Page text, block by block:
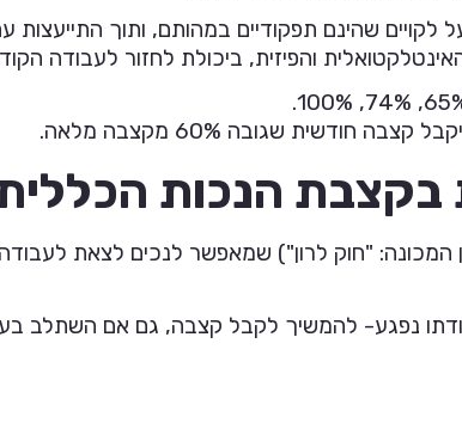
שהינם תפקודיים במהותם, ותוך התייעצות
והפיזית, ביכולת לחזור לעבודה
בקצבת הנכות
(תיקון המכונה: "חוק לרון") שמאפשר לנכים לצאת
נפגע- להמשיך לקבל קצבה, גם אם השתלב